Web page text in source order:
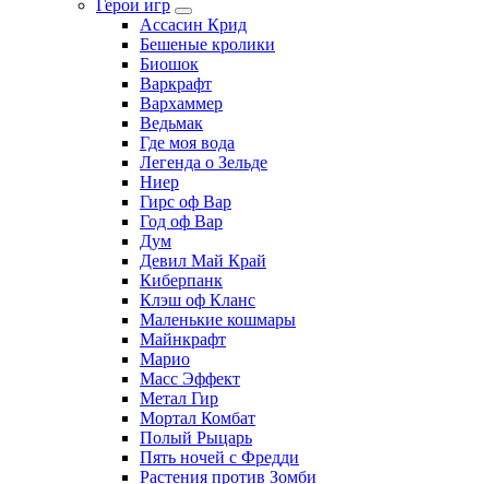
Герои игр
Ассасин Крид
Бешеные кролики
Биошок
Варкрафт
Вархаммер
Ведьмак
Где моя вода
Легенда о Зельде
Ниер
Гирс оф Вар
Год оф Вар
Дум
Девил Май Край
Киберпанк
Клэш оф Кланс
Маленькие кошмары
Майнкрафт
Марио
Масс Эффект
Метал Гир
Мортал Комбат
Полый Рыцарь
Пять ночей с Фредди
Растения против Зомби